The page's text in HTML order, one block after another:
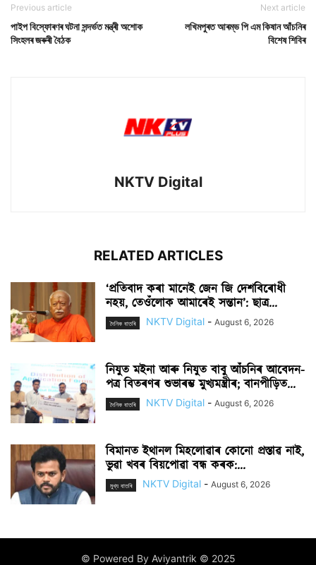
Previous article
পাইপ বিস্ফোৰণৰ ঘটনা সন্দৰ্ভত মন্ত্ৰী অশোক
সিংহলৰ জৰুৰী বৈঠক
Next article
লখিমপুৰত আৰম্ভ পি এম কিষান আঁচনিৰ
বিশেষ শিবিৰ
NKTV Digital
RELATED ARTICLES
‘প্ৰতিবাদ কৰা মানেই জেন জি দেশবিৰোধী
নহয়, তেওঁলোক আমাৰেই সন্তান’: ছাত্ৰ...
দৈনিক বাতৰি NKTV Digital - August 6, 2026
নিযুত মইনা আৰু নিযুত বাবু আঁচনিৰ আবেদন-
পত্ৰ বিতৰণৰ শুভাৰম্ভ মুখ্যমন্ত্ৰীৰ; বানপীড়িত...
দৈনিক বাতৰি NKTV Digital - August 6, 2026
বিমানত ইথানল মিহলোৱাৰ কোনো প্ৰস্তাৱ নাই,
ভুৱা খবৰ বিয়পোৱা বন্ধ কৰক:...
মুখ্য বাতৰি NKTV Digital - August 6, 2026
© Powered By Aviyantrik © 2025